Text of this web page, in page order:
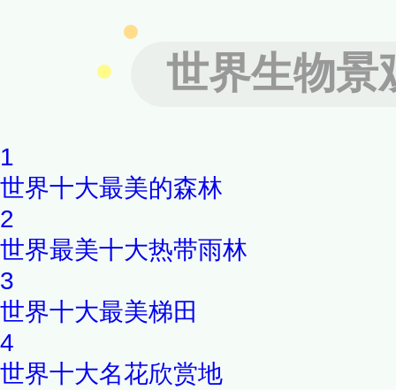
世界生物景
1
世界十大最美的森林
2
世界最美十大热带雨林
3
世界十大最美梯田
4
世界十大名花欣赏地